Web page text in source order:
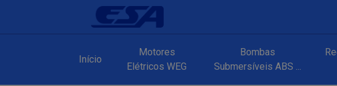
Início
Motores
Elétricos WEG
Bombas
Submersíveis ABS ...